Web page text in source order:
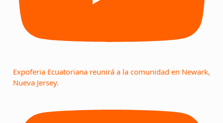
Expoferia Ecuatoriana reunirá a la comunidad en Newark,
Nueva Jersey.